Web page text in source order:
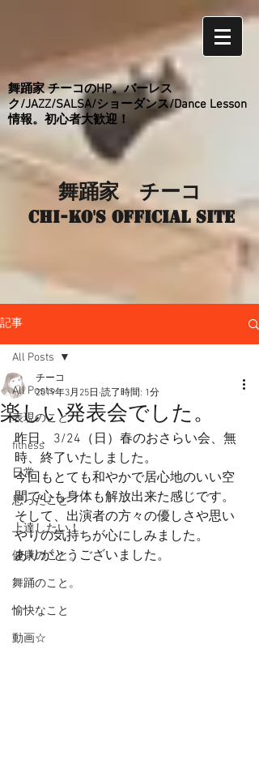
舞踊家 チーコのHP。バーレス
ク/JAZZ/SALSA/ショーダンス/Dance Lesson
情報。初心者大歓迎！
舞踊家 チーコ
Chi-ko's Official site
記事
All Posts
表現のこと
fitness
日常
思ったこと
上達したい！
健康のこと。
舞踊のこと。
愉快なこと
動画☆
All Posts
楽しい発表会でした。
チーコ
2019年3月25日 読了時間: 1分
昨日、3/24（日）春のおさらい会、無
時、終了いたしました。
今回もとても和やかで居心地のいい空
間で心も身体も解放出来た感じです。
そして、出演者の方々の優しさや思い
やりの気持ちが心にしみました。
ありがとうございました。